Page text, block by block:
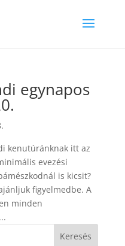
egynapos
kenutúránknak itt az
evezési
is kicsit?
figyelmedbe. A
minden
Keresés